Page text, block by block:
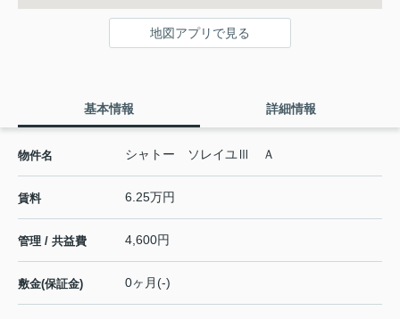
地図アプリで見る
基本情報 詳細情報
物件名 シャトー ソレイユⅢ Ａ
賃料 6.25万円
管理 / 共益費 4,600円
敷金(保証金) 0ヶ月(-)